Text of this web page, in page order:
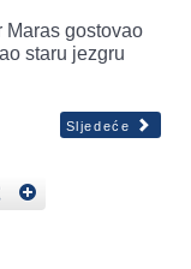
Maras gostovao
staru jezgru
Sljedeće